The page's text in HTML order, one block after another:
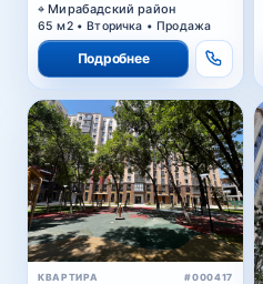
Мирабадский район
65 м2 • Вторичка • Продажа
Подробнее
КВАРТИРА #000417